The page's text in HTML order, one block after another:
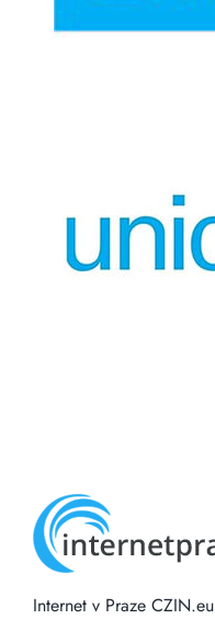
Internet v Praze CZIN.eu